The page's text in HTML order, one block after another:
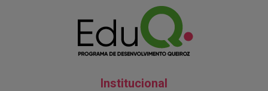
Institucional